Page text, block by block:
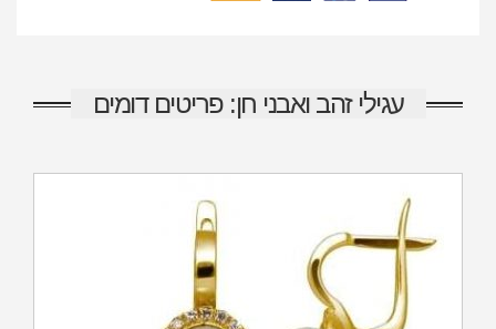
עגילי זהב ואבני חן: פריטים דומים